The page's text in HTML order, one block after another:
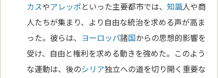
カスやアレッポといった主要都市では、知識人や商
人たちが集まり、より自由な統治を求める声が高ま
った。彼らは、 ヨーロッパ諸国からの思想的影響を
受け、自由と権利を求める動きを強めた。このよう
な運動は、後のシリア独立への道を切り開く重要な